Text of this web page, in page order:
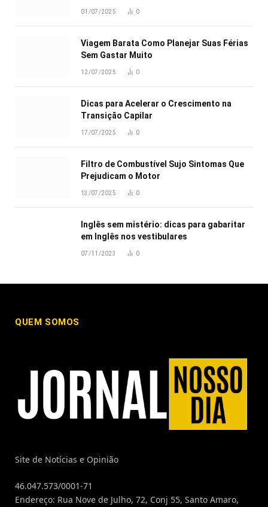
01/07/2025 0
Viagem Barata Como Planejar Suas Férias
Sem Gastar Muito
12/07/2025 0
Dicas para Acelerar o Crescimento na
Transição Capilar
17/07/2025 0
Filtro de Combustível Sujo Sintomas Que
Prejudicam o Motor
13/07/2025 0
Inglês sem mistério: dicas para gabaritar
em Inglês nos vestibulares
07/11/2023 0
QUEM SOMOS
Site de Notícias e Opinião
46.047.573/0001-71
Endereço: Rua Nove de Julho, 72, Conj 55, Santo Amaro,